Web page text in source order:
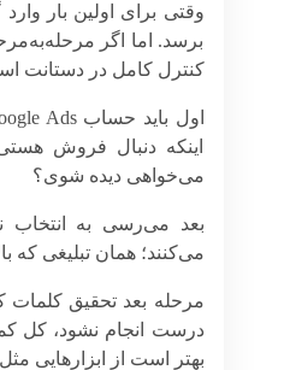
وقتی برای اولین ‌بار
برسد. اما اگر
کنترل کامل در دستانت
اینکه دنبال فروش
می‌خواهی دیده شوی؟
بعد می‌رسی به انتخاب
می‌کنند؛ همان تبلیغی که
مرحله بعد تحقیق
درست انجام نشود، کل
بهتر است از ابزارهایی